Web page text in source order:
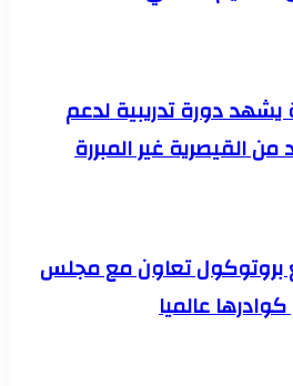
دورة تدريبية لدعم
من القيصرية غير المبررة
بروتوكول تعاون مع مجلس
عالميا